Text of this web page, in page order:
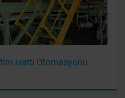
Hattı Otomasyonu